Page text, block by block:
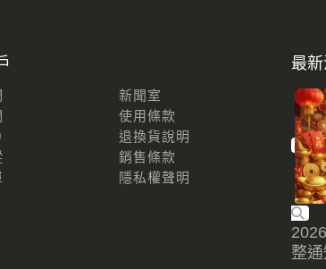
新聞室
使用條款
退換貨說明
銷售條款
隱私權聲明
最
整通